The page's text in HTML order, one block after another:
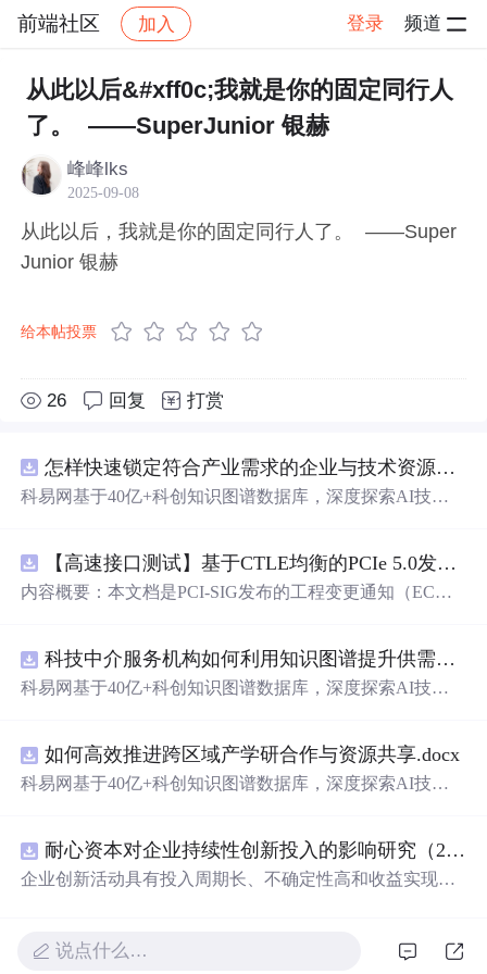
前端社区 加入 登录 频道
社区 前端社区 感慨 帖子详情
从此以后&#xff0c;我就是你的固定同行人
了。 ——SuperJunior 银赫
峰峰lks
2025-09-08
从此以后，我就是你的固定同行人了。 ——Super
Junior 银赫
给本帖投票
26 回复 打赏
怎样快速锁定符合产业需求的企业与技术资源？.docx
科易网基于40亿+科创知识图谱数据库，深度探索AI技术
新领域的AI+数智化解决方案，推动科技创新与产业创新
智能化发展。
【高速接口测试】基于CTLE均衡的PCIe 5.0发射机抖动测量方法：32 GT/s速率下精确评估硅基抖动分量的技术方案
内容概要：本文档是PCI-SIG发布的工程变更通知（EC
式”替代原有的S参数去嵌入法，通过在被测通道应用基于
CTLE的均衡来减少因信道损耗导致的信号退化，从而更准
了传统去嵌入过程中高频噪声放大带来的测量不准确性。
对于2.5至16.0 GT/s速率，原有测量方法保持不变。; 适合
人群：从事高速接口设计、验证或测试的工程师，尤其是
科技中介服务机构如何利用知识图谱提升供需匹配精准度？.docx
科易网基于40亿+科创知识图谱数据库，深度探索AI技术
新领域的AI+数智化解决方案，推动科技创新与产业创新
智能化发展。
如何高效推进跨区域产学研合作与资源共享.docx
科易网基于40亿+科创知识图谱数据库，深度探索AI技术
新领域的AI+数智化解决方案，推动科技创新与产业创新
智能化发展。
耐心资本对企业持续性创新投入的影响研究（2010-2024年）
企业创新活动具有投入周期长、不确定性高和收益实现滞
风险容忍度并积极参与企业治理的资本形态，能够通过缓
说点什么…